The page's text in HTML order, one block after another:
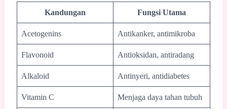
Kandungan
Fungsi Utama
Acetogenins Antikanker, antimikroba
Flavonoid Antioksidan, antiradang
Alkaloid Antinyeri, antidiabetes
Vitamin C Menjaga daya tahan tubuh